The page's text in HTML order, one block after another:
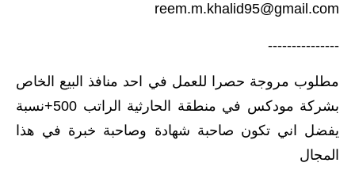
المرحلة المتوسطة
المرحلة الاعدادية
reem.m.khalid95@gmail.com
---------------
مطلوب مروجة حصرا للعمل في احد منافذ البيع الخاص
بشركة مودكس في منطقة الحارثية الراتب 500+نسبة
يفضل اني تكون صاحبة شهادة وصاحبة خبرة في هذا
المجال